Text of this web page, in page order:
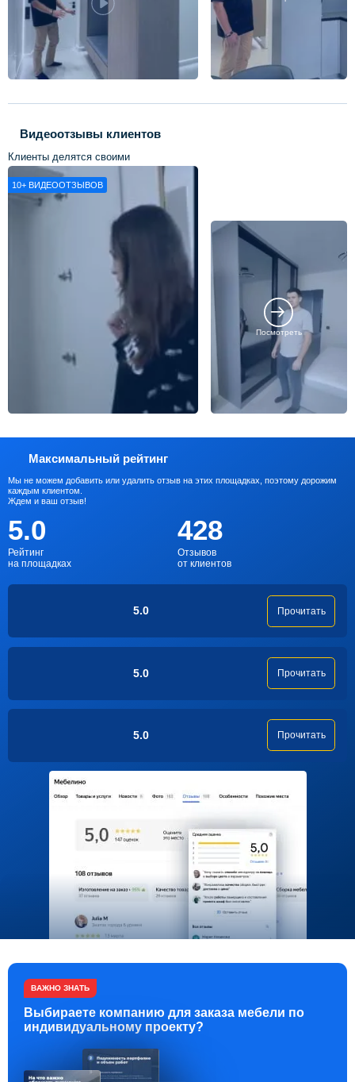
Видеоотзывы клиентов
Клиенты делятся своими
впечатлениями о нашей работе
10+ ВИДЕООТЗЫВОВ
Посмотреть
Максимальный рейтинг
Мы не можем добавить или удалить отзыв на этих площадках, поэтому дорожим
каждым клиентом.
Ждем и ваш отзыв!
5.0
Рейтинг
на площадках
428
Отзывов
от клиентов
5.0 Прочитать
5.0 Прочитать
5.0 Прочитать
ВАЖНО ЗНАТЬ
Выбираете компанию для заказа мебели по
индивидуальному проекту?